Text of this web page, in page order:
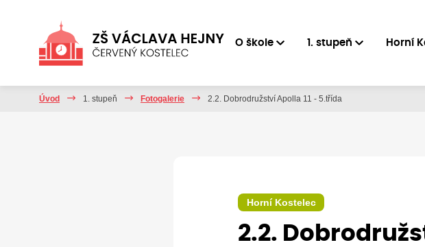
O škole 1. stupeň Horní
Úvod 1. stupeň Fotogalerie 2.2. Dobrodružství Apolla 11 - 5.třída
Horní Kostelec
2.2.